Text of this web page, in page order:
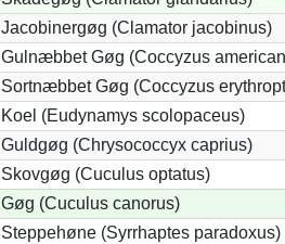
Jacobinergøg (Clamator jacobinus)
Gulnæbbet Gøg (Coccyzus
Sortnæbbet Gøg (Coccyzus
Koel (Eudynamys scolopaceus)
Guldgøg (Chrysococcyx caprius)
Skovgøg (Cuculus optatus)
Gøg (Cuculus canorus)
Steppehøne (Syrrhaptes paradoxus)